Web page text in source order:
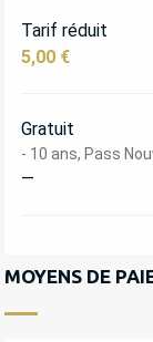
Tarif réduit
5,00 €
Gratuit
- 10 ans, Pass
—
MOYENS DE